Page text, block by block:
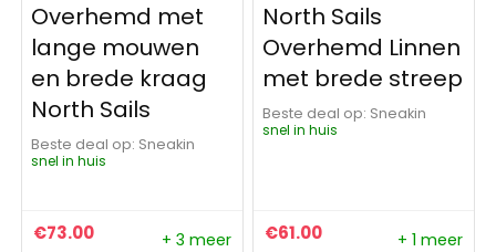
Overhemd met
lange mouwen
en brede kraag
North Sails
Beste deal op:
Sneakin
snel in huis
€73.00 + 3 meer
North Sails
Overhemd Linnen
met brede streep
Beste deal op:
Sneakin
snel in huis
€61.00 + 1 meer